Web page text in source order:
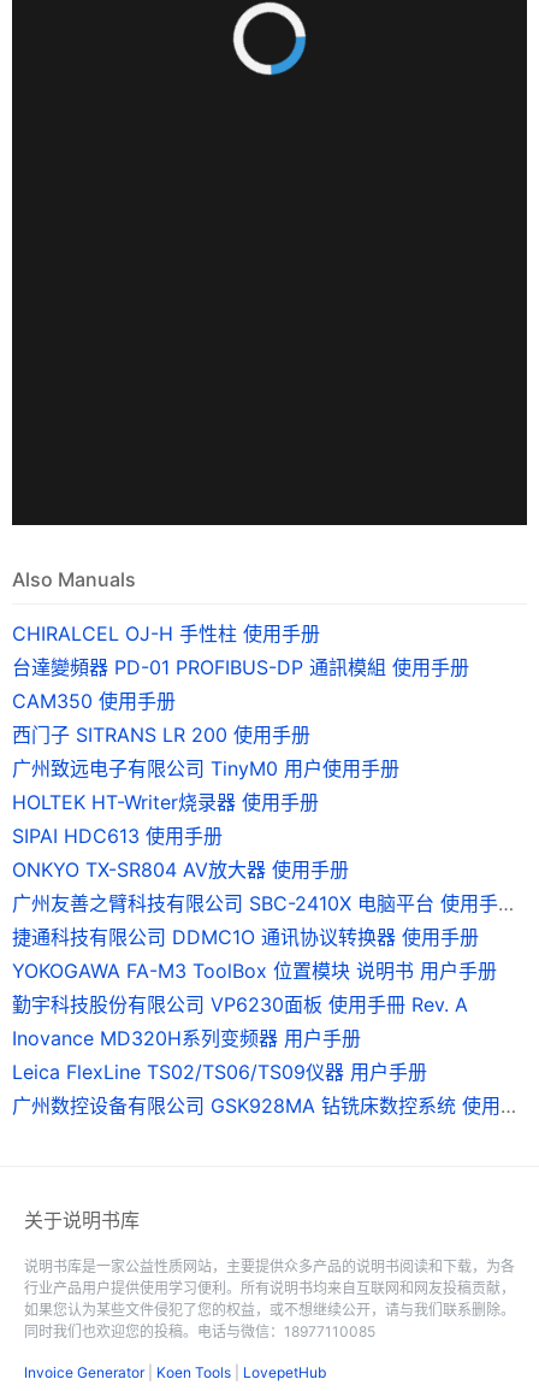
Also Manuals
CHIRALCEL OJ-H 手性柱 使用手册
台達變頻器 PD-01 PROFIBUS-DP 通訊模組 使用手册
CAM350 使用手册
西门子 SITRANS LR 200 使用手册
广州致远电子有限公司 TinyM0 用户使用手册
HOLTEK HT-Writer烧录器 使用手册
SIPAI HDC613 使用手册
ONKYO TX-SR804 AV放大器 使用手册
广州友善之臂科技有限公司 SBC-2410X 电脑平台 使用手册 Version0.9
捷通科技有限公司 DDMC1O 通讯协议转换器 使用手册
YOKOGAWA FA-M3 ToolBox 位置模块 说明书 用户手册
勤宇科技股份有限公司 VP6230面板 使用手冊 Rev. A
Inovance MD320H系列变频器 用户手册
Leica FlexLine TS02/TS06/TS09仪器 用户手册
广州数控设备有限公司 GSK928MA 钻铣床数控系统 使用手册
关于说明书库
说明书库是一家公益性质网站，主要提供众多产品的说明书阅读和下载，为各
行业产品用户提供使用学习便利。所有说明书均来自互联网和网友投稿贡献，
如果您认为某些文件侵犯了您的权益，或不想继续公开，请与我们联系删除。
同时我们也欢迎您的投稿。电话与微信：18977110085
Invoice Generator| Koen Tools LovepetHub